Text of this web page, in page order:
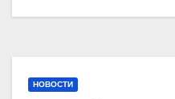
НОВОСТИ